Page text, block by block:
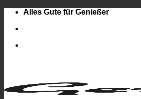
Zum
springen
Alles Gute für Genießer